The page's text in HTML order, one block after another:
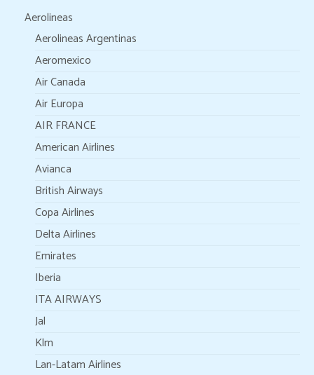
Aerolineas
Aerolineas Argentinas
Aeromexico
Air Canada
Air Europa
AIR FRANCE
American Airlines
Avianca
British Airways
Copa Airlines
Delta Airlines
Emirates
Iberia
ITA AIRWAYS
Jal
Klm
Lan-Latam Airlines